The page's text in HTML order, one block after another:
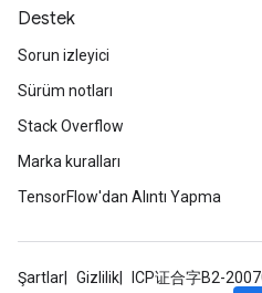
Destek
Sorun izleyici
Sürüm notları
Stack Overflow
Marka kuralları
TensorFlow'dan Alıntı Yapma
Şartlar Gizlilik ICP证合字B2-